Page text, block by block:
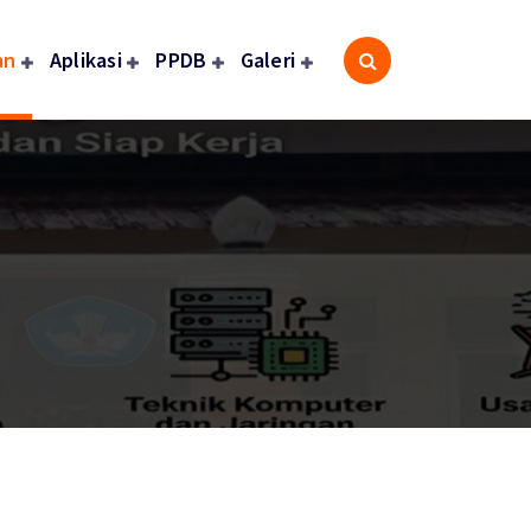
Aplikasi PPDB Galeri